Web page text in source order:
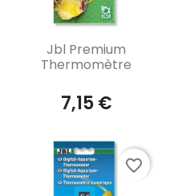
Aperçu rapide
Jbl Premium
Thermomètre
7,15 €
favorite_border